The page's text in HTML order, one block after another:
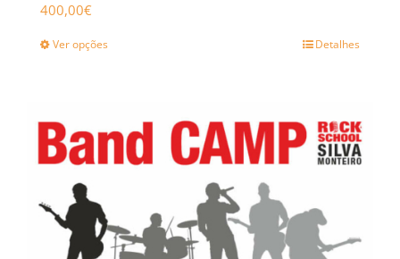
400,00€
Ver opções Detalhes